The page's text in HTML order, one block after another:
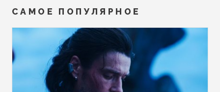
САМОЕ ПОПУЛЯРНОЕ